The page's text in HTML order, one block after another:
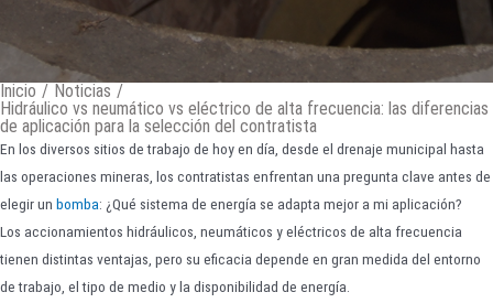
Inicio / Noticias /
Hidráulico vs neumático vs eléctrico de alta frecuencia: las diferencias
de aplicación para la selección del contratista
En los diversos sitios de trabajo de hoy en día, desde el drenaje municipal hasta
las operaciones mineras, los contratistas enfrentan una pregunta clave antes de
elegir un bomba: ¿Qué sistema de energía se adapta mejor a mi aplicación?
Los accionamientos hidráulicos, neumáticos y eléctricos de alta frecuencia
tienen distintas ventajas, pero su eficacia depende en gran medida del entorno
de trabajo, el tipo de medio y la disponibilidad de energía.